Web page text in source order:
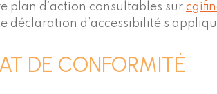
plan d’action consultables sur
déclaration d’accessibilité
DE CONFORMITÉ